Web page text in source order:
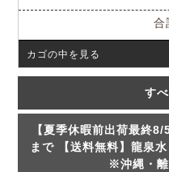
合
カゴの中を見る
す
【夏季休暇前出荷最終
まで 【送料無料】龍泉
※沖縄・